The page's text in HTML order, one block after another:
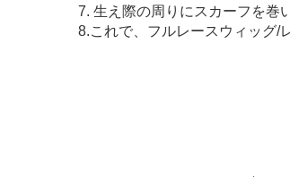
7. 生え際の周りにスカーフを巻
8.これで、フルレースウィッグ/